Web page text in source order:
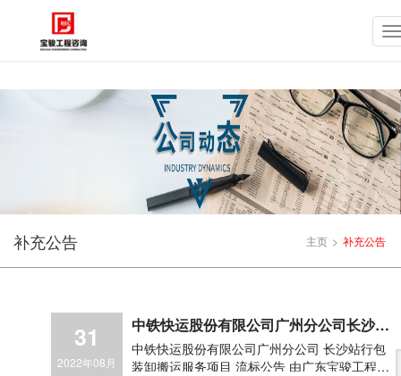
补充公告 主页 > 补充公告
31
2022年08月
中铁快运股份有限公司广州分公司长沙站
行包装卸搬运服务项目-流标公告
中铁快运股份有限公司广州分公司 长沙站行包
装卸搬运服务项目 流标公告 由广东宝骏工程咨